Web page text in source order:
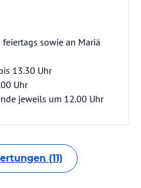
sowie an Mariä
13.30 Uhr
Uhr
jeweils um 12.00 Uhr
(11)